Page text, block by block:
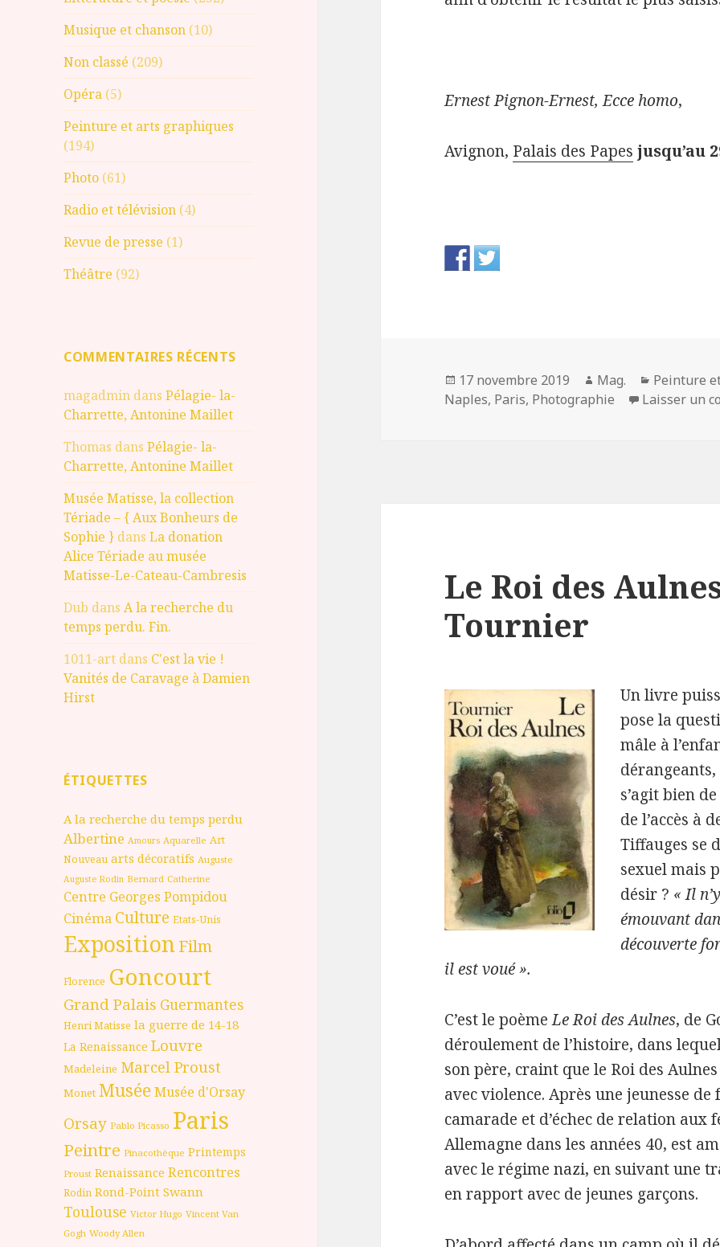
Musique et chanson (10)
Non classé (209)
Opéra (5)
Peinture et arts graphiques
(194)
Photo (61)
Radio et télévision (4)
Revue de presse (1)
Théâtre (92)
COMMENTAIRES RÉCENTS
magadmin dansPélagie- la-
Charrette, Antonine Maillet
Thomas dansPélagie- la-
Charrette, Antonine Maillet
Musée Matisse, la collection
Tériade – { Aux Bonheurs de
Sophie } dansLa donation
Alice Tériade au musée
Matisse-Le-Cateau-Cambresis
Dub dansA la recherche du
temps perdu. Fin.
1011-art dans C'est la vie !
Vanités de Caravage à Damien
Hirst
ÉTIQUETTES
A la recherche du temps perdu
Albertine Amours Aquarelle Art
Nouveau arts décoratifs Auguste
Auguste Rodin Bernard Catherine
Centre Georges Pompidou
Cinéma Culture Etats-Unis
ExpositionFilm
Florence Goncourt
Grand Palais Guermantes
Henri Matisse la guerre de 14-18
La Renaissance Louvre
Madeleine Marcel Proust
Monet Musée Musée d'Orsay
Orsay Pablo Picasso Paris
Peintre Pinacothèque Printemps
Proust Renaissance Rencontres
Rodin Rond-Point Swann
Toulouse Victor Hugo Vincent Van
Gogh Woody Allen
Ernest Pignon-Ernest, Ecce homo,
Avignon, Palais des Papes jusqu’au
Publié
le
17 novembre 2019 Auteur
Mag. Catégories
Peinture
Naples, Paris, Photographie Laisser un
Le Roi des
Tournier
Un livre
pose la
mâle à
s’agit bien
de l’accès à
Tiffauges se
sexuel mais
désir ? « Il
émouvant
découverte
il est voué ».
C’est le poèmeLe Roi des Aulnes, de
déroulement de l’histoire, dans
son père, craint que le Roi des
avec violence. Après une jeunesse
camarade et d’échec de relation
Allemagne dans les années 40, est
avec le régime nazi, en suivant une
en rapport avec de jeunes garçons.